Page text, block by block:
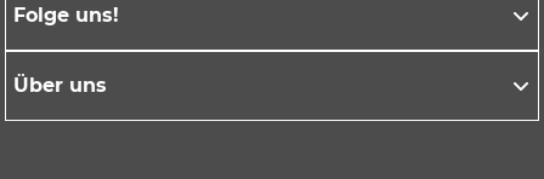
Folge uns!
Über uns